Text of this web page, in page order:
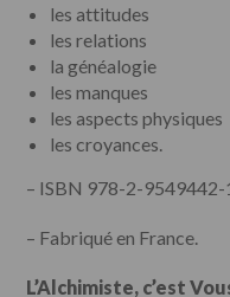
les attitudes
les relations
la généalogie
les manques
les aspects physiques
les croyances.
– ISBN 978-2-
– Fabriqué en France.
L’Alchimiste, c’est